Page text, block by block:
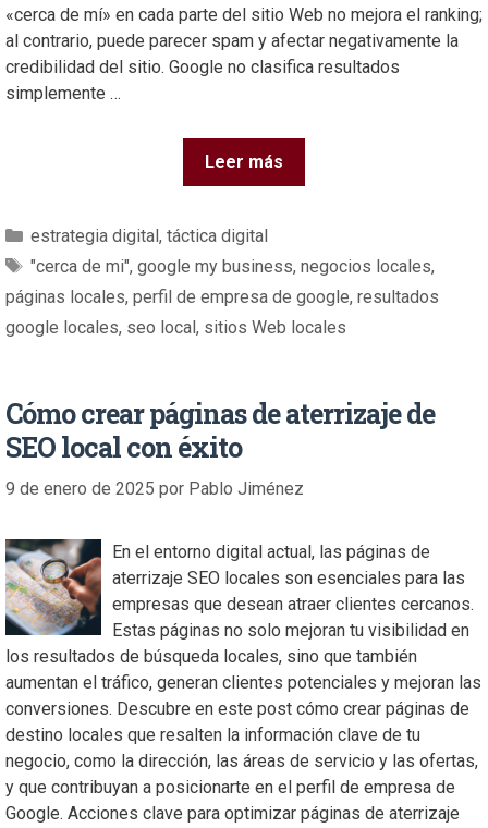
«cerca de mí» en cada parte del sitio Web no mejora el ranking;
al contrario, puede parecer spam y afectar negativamente la
credibilidad del sitio. Google no clasifica resultados
simplemente …
Leer más
estrategia digital, táctica digital
"cerca de mi", google my business, negocios locales,
páginas locales, perfil de empresa de google, resultados
google locales, seo local, sitios Web locales
Cómo crear páginas de aterrizaje de
SEO local con éxito
9 de enero de 2025 por Pablo Jiménez
En el entorno digital actual, las páginas de
aterrizaje SEO locales son esenciales para las
empresas que desean atraer clientes cercanos.
Estas páginas no solo mejoran tu visibilidad en
los resultados de búsqueda locales, sino que también
aumentan el tráfico, generan clientes potenciales y mejoran las
conversiones. Descubre en este post cómo crear páginas de
destino locales que resalten la información clave de tu
negocio, como la dirección, las áreas de servicio y las ofertas,
y que contribuyan a posicionarte en el perfil de empresa de
Google. Acciones clave para optimizar páginas de aterrizaje